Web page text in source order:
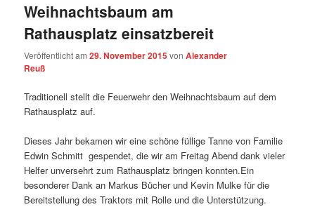
Weihnachtsbaum am
Rathausplatz einsatzbereit
Veröffentlicht am29. November 2015vonAlexander
Reuß
Traditionell stellt die Feuerwehr den Weihnachtsbaum auf dem
Rathausplatz auf.
Dieses Jahr bekamen wir eine schöne füllige Tanne von Familie
Edwin Schmitt gespendet, die wir am Freitag Abend dank vieler
Helfer unversehrt zum Rathausplatz bringen konnten.Ein
besonderer Dank an Markus Bücher und Kevin Mulke für die
Bereitstellung des Traktors mit Rolle und die Unterstützung.